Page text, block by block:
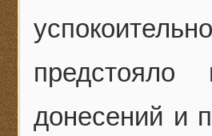
донесений и